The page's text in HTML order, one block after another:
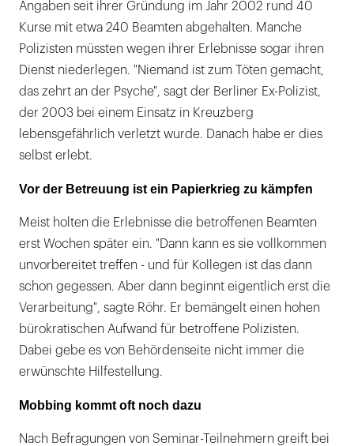
Angaben seit ihrer Gründung im Jahr 2002 rund 40
Kurse mit etwa 240 Beamten abgehalten. Manche
Polizisten müssten wegen ihrer Erlebnisse sogar ihren
Dienst niederlegen. "Niemand ist zum Töten gemacht,
das zehrt an der Psyche", sagt der Berliner Ex-Polizist,
der 2003 bei einem Einsatz in Kreuzberg
lebensgefährlich verletzt wurde. Danach habe er dies
selbst erlebt.
Vor der Betreuung ist ein Papierkrieg zu kämpfen
Meist holten die Erlebnisse die betroffenen Beamten
erst Wochen später ein. "Dann kann es sie vollkommen
unvorbereitet treffen - und für Kollegen ist das dann
schon gegessen. Aber dann beginnt eigentlich erst die
Verarbeitung", sagte Röhr. Er bemängelt einen hohen
bürokratischen Aufwand für betroffene Polizisten.
Dabei gebe es von Behördenseite nicht immer die
erwünschte Hilfestellung.
Mobbing kommt oft noch dazu
Nach Befragungen von Seminar-Teilnehmern greift bei